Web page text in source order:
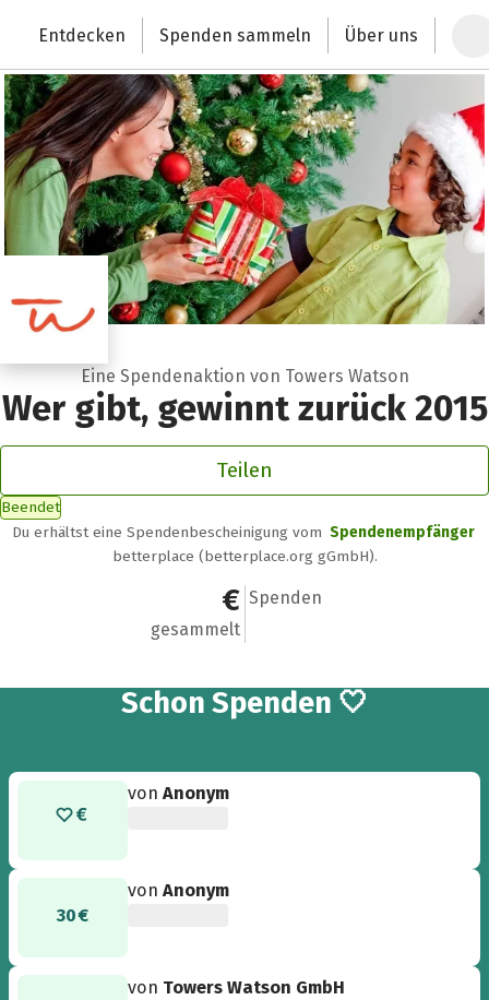
Deutschlands größte Spendenplattform
Entdecken Spenden sammeln Über uns
Eine Spendenaktion von Towers Watson
Wer gibt, gewinnt zurück 2015
Teilen
Beendet
Du erhältst eine Spendenbescheinigung vom Spendenempfänger
betterplace (betterplace.org gGmbH).
20.320 €
gesammelt
84
Spenden
Schon 84
Spenden 🤍
vonAnonym
30 €
vonAnonym
von Towers Watson GmbH